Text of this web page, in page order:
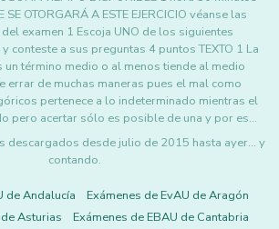
SE OTORGARÁ A ESTE EJERCICIO véanse las
examen 1 Escoja UNO de los siguientes
conteste a sus preguntas 4 puntos TEXTO 1 La
un término medio o al menos tiende al medio
errar de muchas maneras pues el mal como
pertenece a lo indeterminado mientras el
pero acertar sólo es posible de una y por es…
descargados desde julio de 2015 hasta ayer... y
contando.
de Andalucía
Exámenes de EvAU de Aragón
Asturias
Exámenes de EBAU de Cantabria